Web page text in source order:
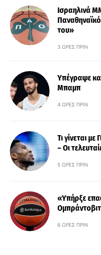
Ισραηλινά
του»
3 ΏΡΕΣ ΠΡΙΝ
Υπέγραψε
Μπαμπ
4 ΏΡΕΣ ΠΡΙΝ
Τι γίνεται
– Οι
5 ΏΡΕΣ ΠΡΙΝ
«Υπήρξε
6 ΏΡΕΣ ΠΡΙΝ